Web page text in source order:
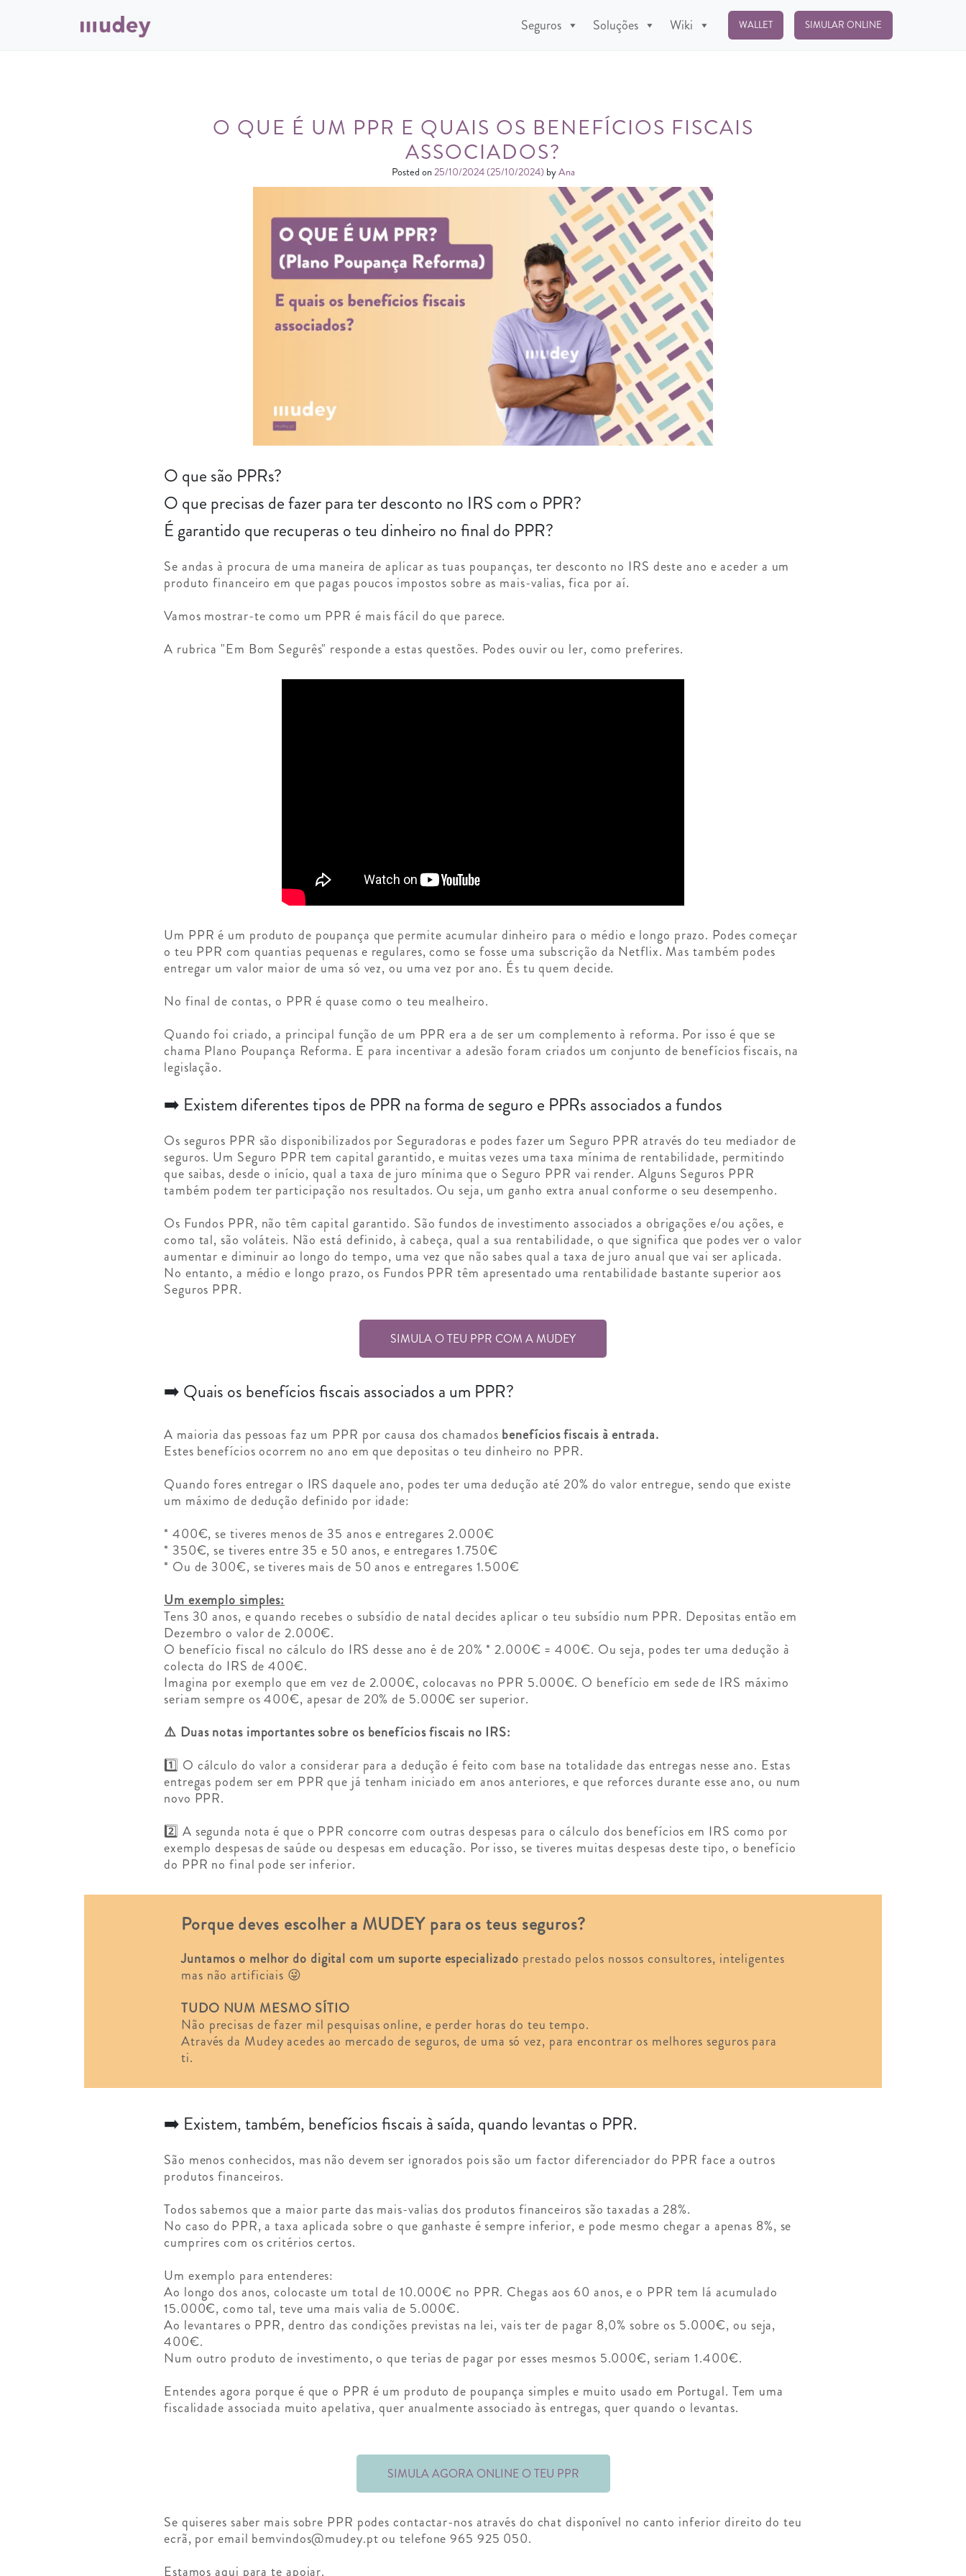
Seguros Soluções Wiki WALLET SIMULAR ONLINE
O QUE É UM PPR E QUAIS OS BENEFÍCIOS FISCAIS
ASSOCIADOS?
Posted on25/10/2024(25/10/2024) byAna
O que são PPRs?
O que precisas de fazer para ter desconto no IRS com o PPR?
É garantido que recuperas o teu dinheiro no final do PPR?
Se andas à procura de uma maneira de aplicar as tuas poupanças, ter desconto no IRS deste ano e aceder a um
produto financeiro em que pagas poucos impostos sobre as mais-valias, fica por aí.
Vamos mostrar-te como um PPR é mais fácil do que parece.
A rubrica "Em Bom Segurês" responde a estas questões. Podes ouvir ou ler, como preferires.
Um PPR é um produto de poupança que permite acumular dinheiro para o médio e longo prazo. Podes começar
o teu PPR com quantias pequenas e regulares, como se fosse uma subscrição da Netflix. Mas também podes
entregar um valor maior de uma só vez, ou uma vez por ano. És tu quem decide.
No final de contas, o PPR é quase como o teu mealheiro.
Quando foi criado, a principal função de um PPR era a de ser um complemento à reforma. Por isso é que se
chama Plano Poupança Reforma. E para incentivar a adesão foram criados um conjunto de benefícios fiscais, na
legislação.
➡️ Existem diferentes tipos de PPR na forma de seguro e PPRs associados a fundos
Os seguros PPR são disponibilizados por Seguradoras e podes fazer um Seguro PPR através do teu mediador de
seguros. Um Seguro PPR tem capital garantido, e muitas vezes uma taxa mínima de rentabilidade, permitindo
que saibas, desde o início, qual a taxa de juro mínima que o Seguro PPR vai render. Alguns Seguros PPR
também podem ter participação nos resultados. Ou seja, um ganho extra anual conforme o seu desempenho.
Os Fundos PPR, não têm capital garantido. São fundos de investimento associados a obrigações e/ou ações, e
como tal, são voláteis. Não está definido, à cabeça, qual a sua rentabilidade, o que significa que podes ver o valor
aumentar e diminuir ao longo do tempo, uma vez que não sabes qual a taxa de juro anual que vai ser aplicada.
No entanto, a médio e longo prazo, os Fundos PPR têm apresentado uma rentabilidade bastante superior aos
Seguros PPR.
SIMULA O TEU PPR COM A MUDEY
➡️ Quais os benefícios fiscais associados a um PPR?
A maioria das pessoas faz um PPR por causa dos chamados benefícios fiscais à entrada.
Estes benefícios ocorrem no ano em que depositas o teu dinheiro no PPR.
Quando fores entregar o IRS daquele ano, podes ter uma dedução até 20% do valor entregue, sendo que existe
um máximo de dedução definido por idade:
* 400€, se tiveres menos de 35 anos e entregares 2.000€
* 350€, se tiveres entre 35 e 50 anos, e entregares 1.750€
* Ou de 300€, se tiveres mais de 50 anos e entregares 1.500€
Um exemplo simples:
Tens 30 anos, e quando recebes o subsídio de natal decides aplicar o teu subsídio num PPR. Depositas então em
Dezembro o valor de 2.000€.
O benefício fiscal no cálculo do IRS desse ano é de 20% * 2.000€ = 400€. Ou seja, podes ter uma dedução à
colecta do IRS de 400€.
Imagina por exemplo que em vez de 2.000€, colocavas no PPR 5.000€. O benefício em sede de IRS máximo
seriam sempre os 400€, apesar de 20% de 5.000€ ser superior.
⚠️ Duas notas importantes sobre os benefícios fiscais no IRS:
1️⃣ O cálculo do valor a considerar para a dedução é feito com base na totalidade das entregas nesse ano. Estas
entregas podem ser em PPR que já tenham iniciado em anos anteriores, e que reforces durante esse ano, ou num
novo PPR.
2️⃣ A segunda nota é que o PPR concorre com outras despesas para o cálculo dos benefícios em IRS como por
exemplo despesas de saúde ou despesas em educação. Por isso, se tiveres muitas despesas deste tipo, o benefício
do PPR no final pode ser inferior.
Porque deves escolher a MUDEY para os teus seguros?
Juntamos o melhor do digital com um suporte especializado prestado pelos nossos consultores, inteligentes
mas não artificiais 😜
TUDO NUM MESMO SÍTIO
Não precisas de fazer mil pesquisas online, e perder horas do teu tempo.
Através da Mudey acedes ao mercado de seguros, de uma só vez, para encontrar os melhores seguros para
ti.
➡️ Existem, também, benefícios fiscais à saída, quando levantas o PPR.
São menos conhecidos, mas não devem ser ignorados pois são um factor diferenciador do PPR face a outros
produtos financeiros.
Todos sabemos que a maior parte das mais-valias dos produtos financeiros são taxadas a 28%.
No caso do PPR, a taxa aplicada sobre o que ganhaste é sempre inferior, e pode mesmo chegar a apenas 8%, se
cumprires com os critérios certos.
Um exemplo para entenderes:
Ao longo dos anos, colocaste um total de 10.000€ no PPR. Chegas aos 60 anos, e o PPR tem lá acumulado
15.000€, como tal, teve uma mais valia de 5.000€.
Ao levantares o PPR, dentro das condições previstas na lei, vais ter de pagar 8,0% sobre os 5.000€, ou seja,
400€.
Num outro produto de investimento, o que terias de pagar por esses mesmos 5.000€, seriam 1.400€.
Entendes agora porque é que o PPR é um produto de poupança simples e muito usado em Portugal. Tem uma
fiscalidade associada muito apelativa, quer anualmente associado às entregas, quer quando o levantas.
SIMULA AGORA ONLINE O TEU PPR
Se quiseres saber mais sobre PPR podes contactar-nos através do chat disponível no canto inferior direito do teu
ecrã, por email bemvindos@mudey.ptou telefone 965 925 050.
Estamos aqui para te apoiar.